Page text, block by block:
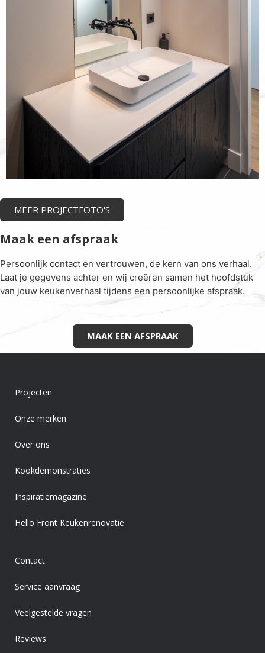
MEER PROJECTFOTO'S
Maak een afspraak
Persoonlijk contact en vertrouwen, de kern van ons verhaal.
Laat je gegevens achter en wij creëren samen het hoofdstuk
van jouw keukenverhaal tijdens een persoonlijke afspraak.
MAAK EEN AFSPRAAK
Projecten
Onze merken
Over ons
Kookdemonstraties
Inspiratiemagazine
Hello Front Keukenrenovatie
Contact
Service aanvraag
Veelgestelde vragen
Reviews